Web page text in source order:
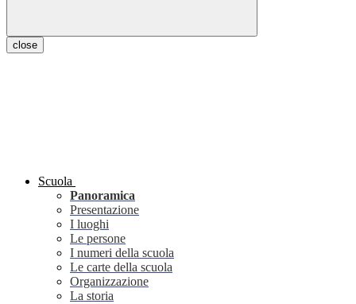
close
Scuola
Panoramica
Presentazione
I luoghi
Le persone
I numeri della scuola
Le carte della scuola
Organizzazione
La storia